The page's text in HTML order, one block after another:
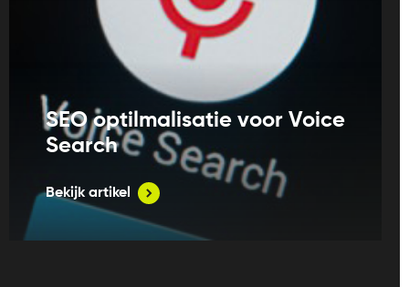
SEO optilmalisatie voor Voice
Search
Bekijk artikel